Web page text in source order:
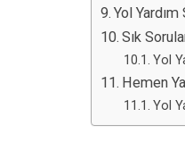
Yol
Sık
Yol
Hemen
Yol